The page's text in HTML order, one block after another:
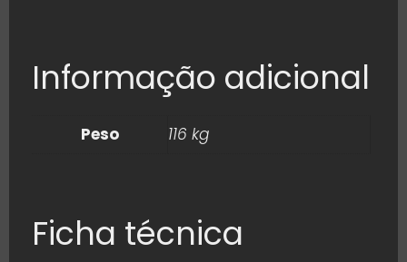
Informação adicional
Peso 116 kg
Ficha técnica